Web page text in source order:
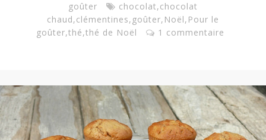
goûter
chocolat,chocolat
chaud,clémentines, goûter, Noël, Pour le
goûter,thé,thé de Noël 1 commentaire